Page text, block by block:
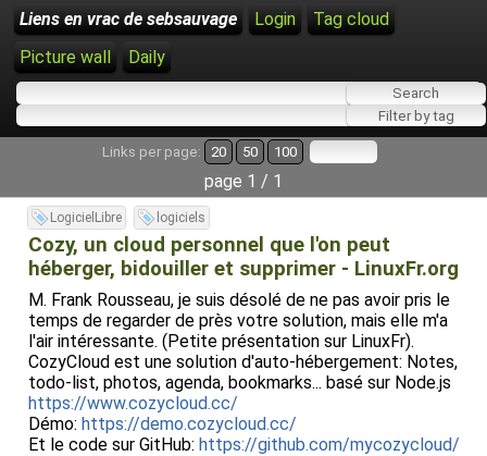
Liens en vrac de sebsauvage Login
Tag cloud
Picture wall
Daily
Links per page: 20 50 100
page 1 / 1
LogicielLibre logiciels
Cozy, un cloud personnel que l'on peut
héberger, bidouiller et supprimer - LinuxFr.org
M. Frank Rousseau, je suis désolé de ne pas avoir pris le
temps de regarder de près votre solution, mais elle m'a
l'air intéressante. (Petite présentation sur LinuxFr).
CozyCloud est une solution d'auto-hébergement: Notes,
todo-list, photos, agenda, bookmarks... basé sur Node.js
https://www.cozycloud.cc/
Démo: https://demo.cozycloud.cc/
Et le code sur GitHub: https://github.com/mycozycloud/